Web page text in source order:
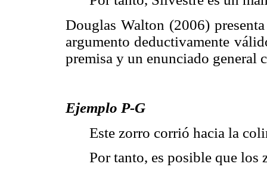
Douglas Walton (2006)
argumento deductivamente
premisa y un enunciado general
Ejemplo P-G
Este zorro corrió hacia la
Por tanto, es posible que los